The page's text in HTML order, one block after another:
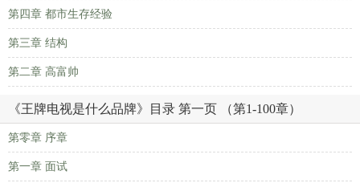
第四章 都市生存经验
第三章 结构
第二章 高富帅
《王牌电视是什么品牌》目录 第一页 （第1-100章）
第零章 序章
第一章 面试